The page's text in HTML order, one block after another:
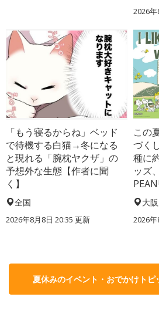
2026
「もう寝るからね」ベッド
で待機する白猫→冬になる
と現れる「腕枕ヤクザ」の
予想外な生態【作者に聞
く】
全国
2026年8月8日 20:35 更新
この
づく
種に
ッズ
大
2026
夏休みのイベント・おでかけトピ